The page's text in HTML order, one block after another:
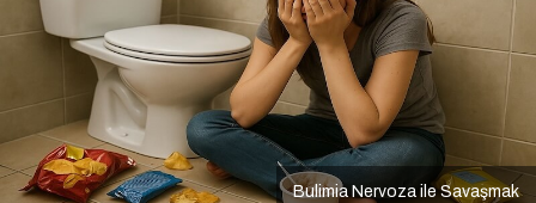
Bulimia Nervoza ile Savaşmak